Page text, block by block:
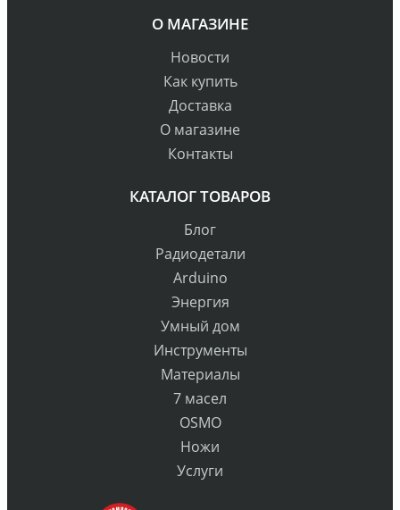
О МАГАЗИНЕ
Новости
Как купить
Доставка
О магазине
Контакты
КАТАЛОГ ТОВАРОВ
Блог
Радиодетали
Arduino
Энергия
Умный дом
Инструменты
Материалы
7 масел
OSMO
Ножи
Услуги